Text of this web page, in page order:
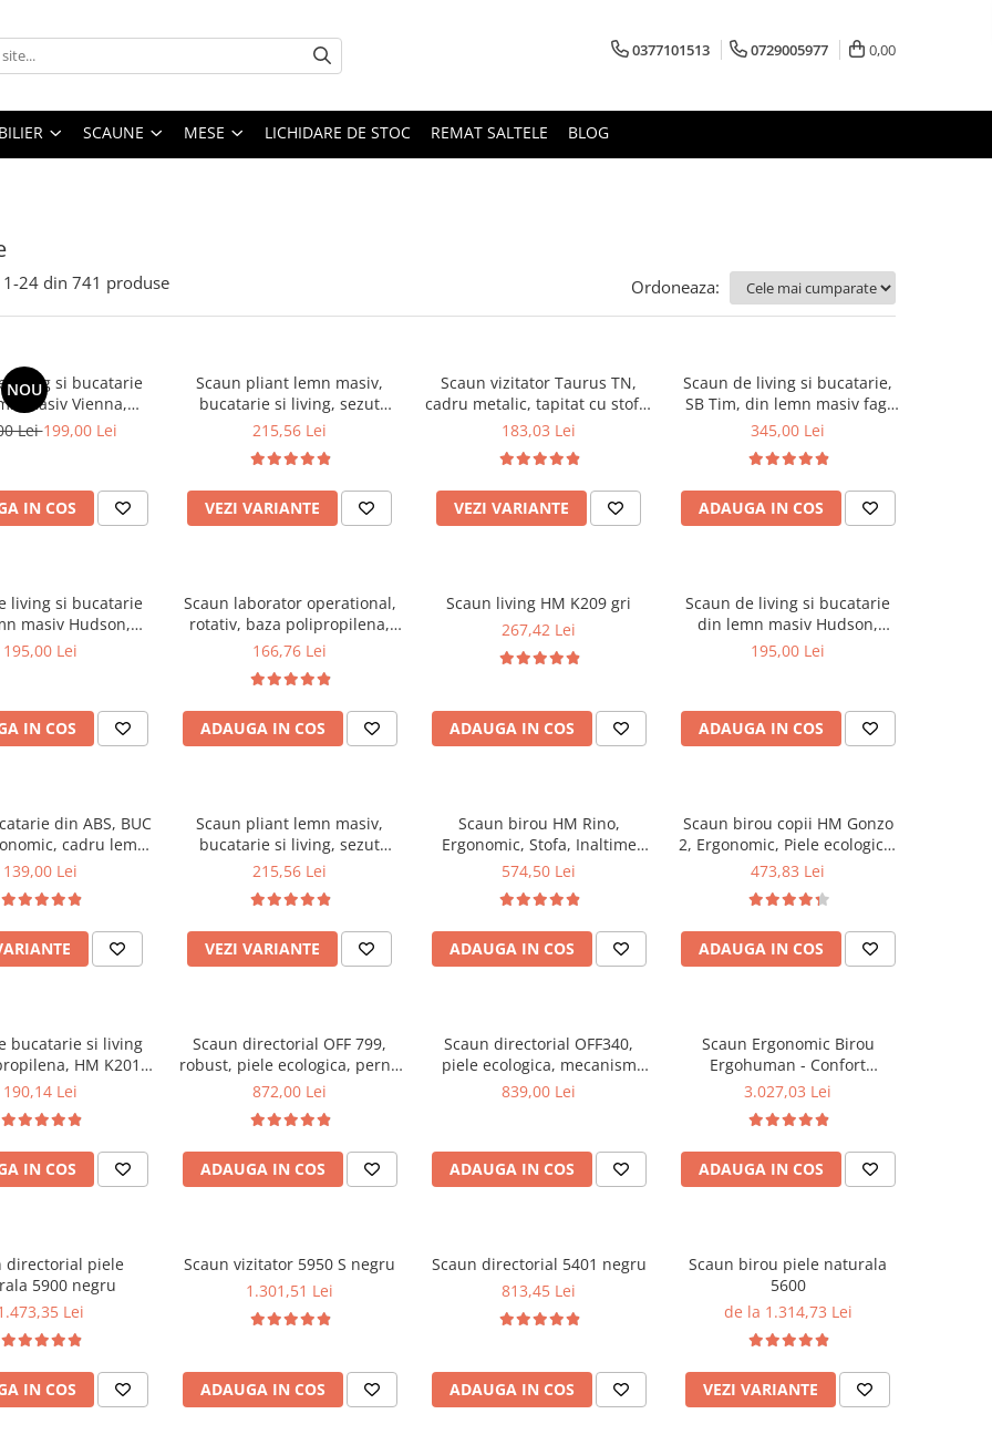
0377101513 0729005977 0,00
SCAUNE MESE LICHIDARE DE STOC REMAT SALTELE BLOG
1-24 din 741 produse Ordoneaza:
NOU
living si bucatarie
masiv Vienna,
stofa,100 kg,
Lei199,00 Lei
IN COS
Scaun pliant lemn masiv,
bucatarie si living, sezut
tapitat cu piele ecologica, 100
215,56 Lei
VEZI VARIANTE
Scaun vizitator Taurus TN,
cadru metalic, tapitat cu stofa,
stivuibil, 120 kg, negru
183,03 Lei
VEZI VARIANTE
Scaun de living si bucatarie,
SB Tim, din lemn masiv fag,
tapiterie stofa, lacuit, 120 kg,
345,00 Lei
ADAUGA IN COS
living si bucatarie
masiv Hudson,
stofa,100 kg,
195,00 Lei
IN COS
Scaun laborator operational,
rotativ, baza polipropilena,
piele ecologica, inaltime
166,76 Lei
ADAUGA IN COS
Scaun living HM K209 gri
267,42 Lei
ADAUGA IN COS
Scaun de living si bucatarie
din lemn masiv Hudson,
tapiterie stofa,100 kg,
195,00 Lei
ADAUGA IN COS
din ABS, BUC
cadru lemn,
100 kg
139,00 Lei
Scaun pliant lemn masiv,
bucatarie si living, sezut
tapitat cu piele ecologica, 100
215,56 Lei
VEZI VARIANTE
Scaun birou HM Rino,
Ergonomic, Stofa, Inaltime
reglabila, Mecanism
cm, Gri
574,50 Lei
ADAUGA IN COS
Scaun birou copii HM Gonzo
2, Ergonomic, Piele ecologica,
Inaltime ajustabila, Mecanism
473,83 Lei
ADAUGA IN COS
bucatarie si living
HM K201,
baza lemn masiv,
100 kg, alb
190,14 Lei
IN COS
Scaun directorial OFF 799,
robust, piele ecologica, perne
duble, baza cromata,
872,00 Lei
ADAUGA IN COS
Scaun directorial OFF340,
piele ecologica, mecanism
balans, robust, rabatabil 180
839,00 Lei
ADAUGA IN COS
Scaun Ergonomic Birou
Ergohuman - Confort
Premium, Reglaje Inteligente
Performanta la Birou
3.027,03 Lei
ADAUGA IN COS
directorial piele
5900 negru
Lei
IN COS
Scaun vizitator 5950 S negru
1.301,51 Lei
ADAUGA IN COS
Scaun directorial 5401 negru
813,45 Lei
ADAUGA IN COS
Scaun birou piele naturala
5600
de la 1.314,73 Lei
VEZI VARIANTE